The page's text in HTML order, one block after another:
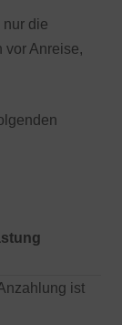
nur die
vor Anreise,
ist